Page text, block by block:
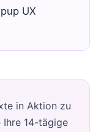
UX
in Aktion zu
Ihre 14-tägige